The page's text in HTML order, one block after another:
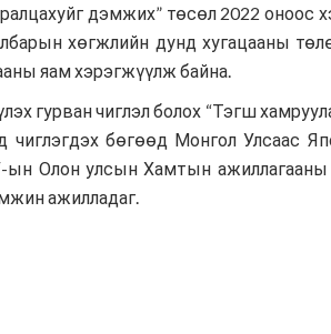
дэмжих” төсөл 2022 оноос
хөгжлийн дунд хугацааны
яам хэрэгжүүлж байна.
гурван чиглэл болох “Тэгш
чиглэгдэх бөгөөд Монгол Улсаас
Олон улсын Хамтын ажиллагааны
ажилладаг.